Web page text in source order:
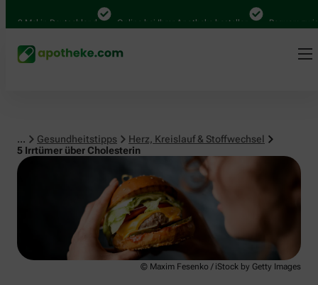
Mal in Deutschland Online bei Ihrer Apotheke bestellen Bequem
... Gesundheitstipps
Herz, Kreislauf & Stoffwechsel
5 Irrtümer über Cholesterin
Herz, Kreislauf & Stoffwechsel
© Maxim Fesenko / iStock by Getty Images